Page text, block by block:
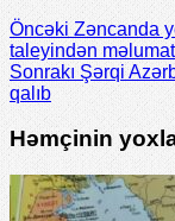
ÖncəkiZəncanda
taleyindən
Sonrakı Şərqi
qalıb
Həmçinin